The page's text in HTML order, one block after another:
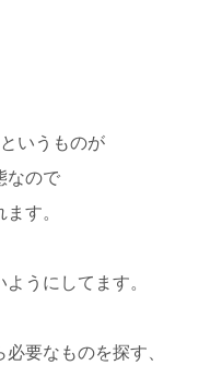
いうものが
なので
す。
うにしてます。
要なものを探す、